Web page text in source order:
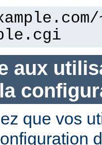
aux
que vos